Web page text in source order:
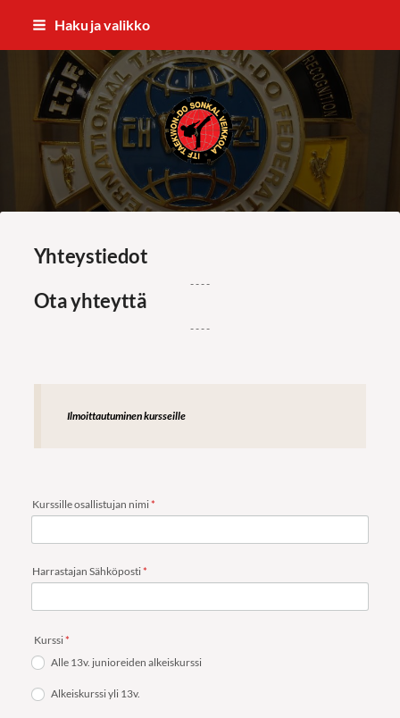
sivun
Haku ja valikko
ITF Taekwon-do Sonkal Veikkola
Yhteystiedot
- - - -
Ota yhteyttä
- - - -
Ilmoittautuminen kursseille
Kurssille osallistujan nimi*
Harrastajan Sähköposti*
Kurssi*
Alle 13v. junioreiden alkeiskurssi
Alkeiskurssi yli 13v.